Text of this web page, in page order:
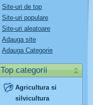
Site-uri de top
Site-uri populare
Site-uri aleatoare
Adauga site
Adauga Categorie
Top categorii
Agricultura si
silvicultura